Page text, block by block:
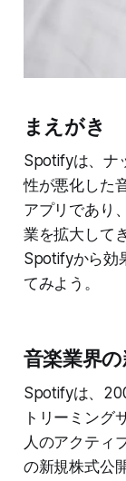
まえがき
Spotifyは、ナ
性が悪化した
アプリであり
業を拡大して
Spotifyから効
てみよう。
音楽業界
Spotifyは、
トリーミング
人のアクティ
の新規株式公